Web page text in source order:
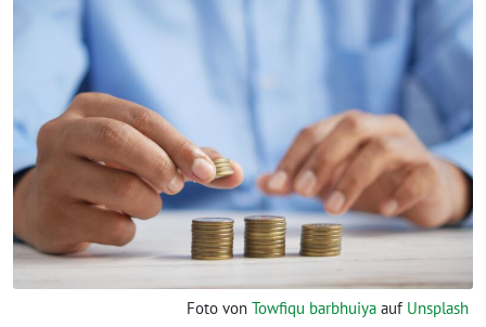
Foto von Towfiqu barbhuiyaauf Unsplash